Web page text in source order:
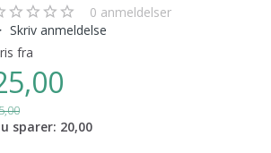
0 anmeldelser
Skriv anmeldelse
fra
sparer: 20,00